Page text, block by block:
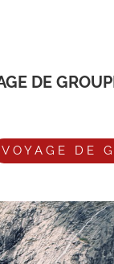
DE
VOYAGE DE